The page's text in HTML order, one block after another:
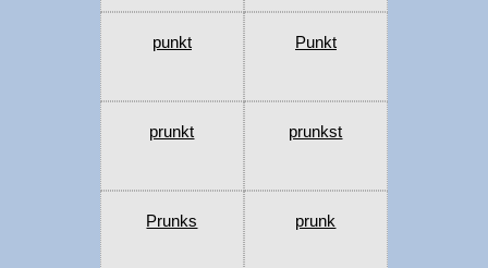
punkt Punkt
prunkt prunkst
Prunks prunk